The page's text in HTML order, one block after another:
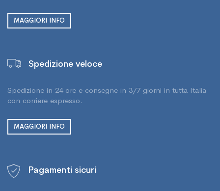
MAGGIORI INFO
Spedizione veloce
Spedizione in 24 ore e consegne in 3/7 giorni in tutta Italia
con corriere espresso.
MAGGIORI INFO
Pagamenti sicuri